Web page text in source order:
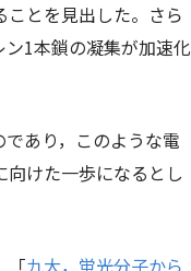
とを見出した。さら
1本鎖の凝集が加速化
あり，このような電
けた一歩になるとし
「九大，蛍光分⼦から